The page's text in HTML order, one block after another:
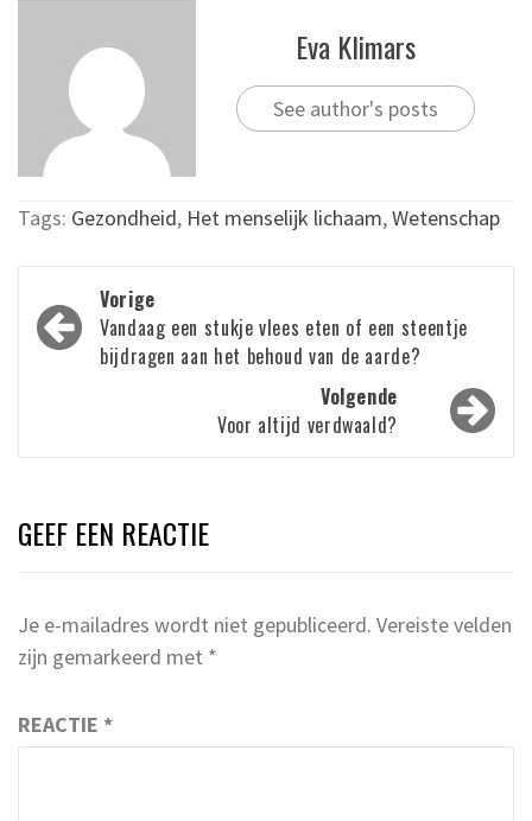
Eva Klimars
See author's posts
Tags: Gezondheid, Het menselijk lichaam,Wetenschap
Bericht
navigatie
Vorige
Vandaag een stukje vlees eten of een steentje
bijdragen aan het behoud van de aarde?
Volgende
Voor altijd verdwaald?
GEEF EEN REACTIE
Je e-mailadres wordt niet gepubliceerd. Vereiste velden
zijn gemarkeerd met *
REACTIE *